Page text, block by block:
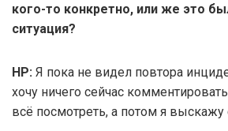
кого-то конкретно, или же это
ситуация?
НР: Я пока не видел повтора
хочу ничего сейчас
всё посмотреть, а потом я